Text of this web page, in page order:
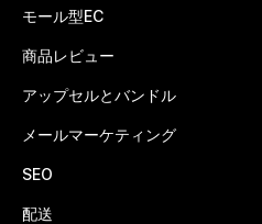
モール型EC
商品レビュー
アップセルとバンドル
メールマーケティング
SEO
配送